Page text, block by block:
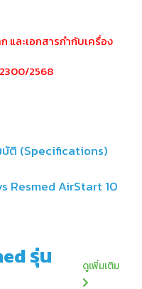
และเอกสารกำกับเครื่อง
2568
ติ (Specifications)
Resmed AirStart 10
รุ่น ดูเพิ่มเติม